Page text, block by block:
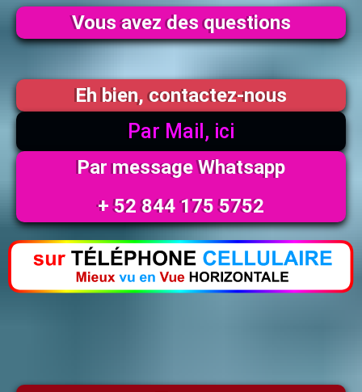
Vous avez des questions
Eh bien, contactez-nous
Par Mail, ici
Par message Whatsapp
+ 52 844 175 5752